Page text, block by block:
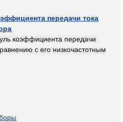
передачи тока
коэффициента передачи
с его низкочастотным